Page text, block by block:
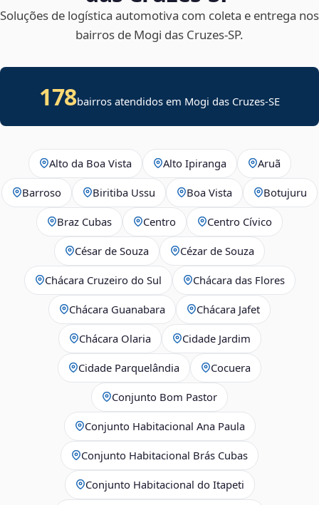
Soluções de logística automotiva com coleta e entrega nos
bairros de Mogi das Cruzes‑SP.
178bairros atendidos em Mogi das Cruzes-SE
Alto da Boa Vista Alto Ipiranga Aruã
Barroso Biritiba Ussu Boa Vista Botujuru
Braz Cubas Centro Centro Cívico
César de Souza Cézar de Souza
Chácara Cruzeiro do Sul Chácara das Flores
Chácara Guanabara Chácara Jafet
Chácara Olaria Cidade Jardim
Cidade Parquelândia Cocuera
Conjunto Bom Pastor
Conjunto Habitacional Ana Paula
Conjunto Habitacional Brás Cubas
Conjunto Habitacional do Itapeti